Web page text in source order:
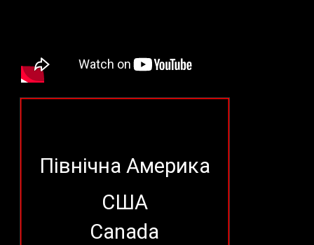
Північна Америка
США
Canada